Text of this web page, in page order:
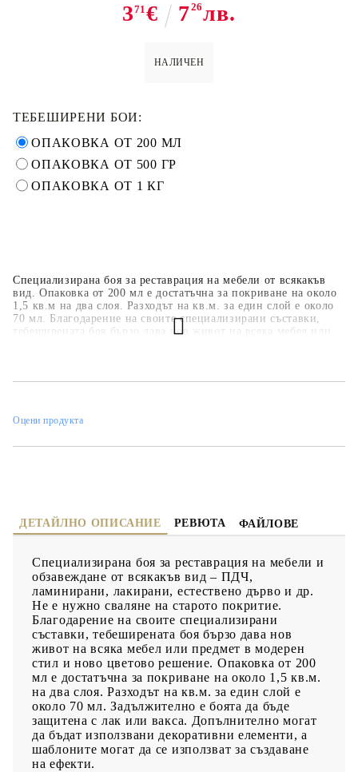
371 € 726лв.
НАЛИЧЕН
Специализирана боя за реставрация на мебели от всякакъв
вид. Опаковка от 200 мл е достатъчна за покриване на около
1,5 кв.м на два слоя. Разходът на кв.м. за един слой е около
70 мл. Благодарение на своите специализирани съставки,
тебеширената боя бързо дава нов живот на всяка мебел или
допълнителни ефекти.
ТЕБЕШИРЕНИ БОИ:
ОПАКОВКА ОТ 200 МЛ
ОПАКОВКА ОТ 500 ГР
ОПАКОВКА ОТ 1 КГ
Оцени продукта
ДЕТАЙЛНО ОПИСАНИЕ РЕВЮТА ФАЙЛОВЕ
Специализирана боя за реставрация на мебели и
обзавеждане от всякакъв вид – ПДЧ,
ламинирани, лакирани, естествено дърво и др.
Не е нужно сваляне на старото покритие.
Благодарение на своите специализирани
съставки, тебеширената боя бързо дава нов
живот на всяка мебел или предмет в модерен
стил и ново цветово решение. Опаковка от 200
мл е достатъчна за покриване на около 1,5 кв.м.
на два слоя. Разходът на кв.м. за един слой е
около 70 мл. Задължително е боята да бъде
защитена с лак или вакса. Допълнително могат
да бъдат използвани декоративни елементи, а
шаблоните могат да се използват за създаване
на ефекти.